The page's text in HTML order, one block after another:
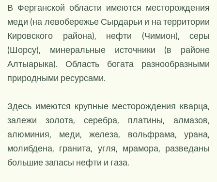
В Ферганской области имеются месторождения
меди (на левобережье Сырдарьи и на территории
Кировского района), нефти (Чимион), серы
(Шорсу), минеральные источники (в районе
Алтыарыка). Область богата разнообразными
природными ресурсами.
Здесь имеются крупные месторождения кварца,
залежи золота, серебра, платины, алмазов,
алюминия, меди, железа, вольфрама, урана,
молибдена, гранита, угля, мрамора, разведаны
большие запасы нефти и газа.